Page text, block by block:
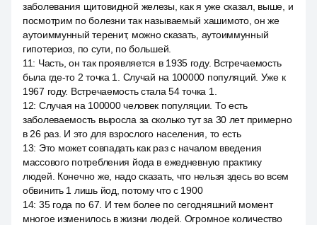
заболевания щитовидной железы, как я уже сказал, выше, и
посмотрим по болезни так называемый хашимото, он же
аутоиммунный теренит, можно сказать, аутоиммунный
гипотериоз, по сути, по большей.
11: Часть, он так проявляется в 1935 году. Встречаемость
была где-то 2 точка 1. Случай на 100000 популяций. Уже к
1967 году. Встречаемость стала 54 точка 1.
12: Случая на 100000 человек популяции. То есть
заболеваемость выросла за сколько тут за 30 лет примерно
в 26 раз. И это для взрослого населения, то есть
13: Это может совпадать как раз с началом введения
массового потребления йода в ежедневную практику
людей. Конечно же, надо сказать, что нельзя здесь во всем
обвинить 1 лишь йод, потому что с 1900
14: 35 года по 67. И тем более по сегодняшний момент
многое изменилось в жизни людей. Огромное количество